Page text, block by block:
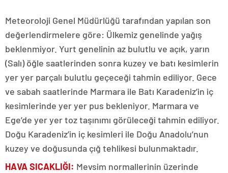
Meteoroloji Genel Müdürlüğü tarafından yapılan son
değerlendirmelere göre: Ülkemiz genelinde yağış
beklenmiyor. Yurt genelinin az bulutlu ve açık, yarın
(Salı) öğle saatlerinden sonra kuzey ve batı kesimlerin
yer yer parçalı bulutlu geçeceği tahmin ediliyor. Gece
ve sabah saatlerinde Marmara ile Batı Karadeniz’in iç
kesimlerinde yer yer pus bekleniyor. Marmara ve
Ege’de yer yer toz taşınımı görüleceği tahmin ediliyor.
Doğu Karadeniz’in iç kesimleri ile Doğu Anadolu’nun
kuzey ve doğusunda çığ tehlikesi bulunmaktadır.
HAVA SICAKLIĞI: Mevsim normallerinin üzerinde